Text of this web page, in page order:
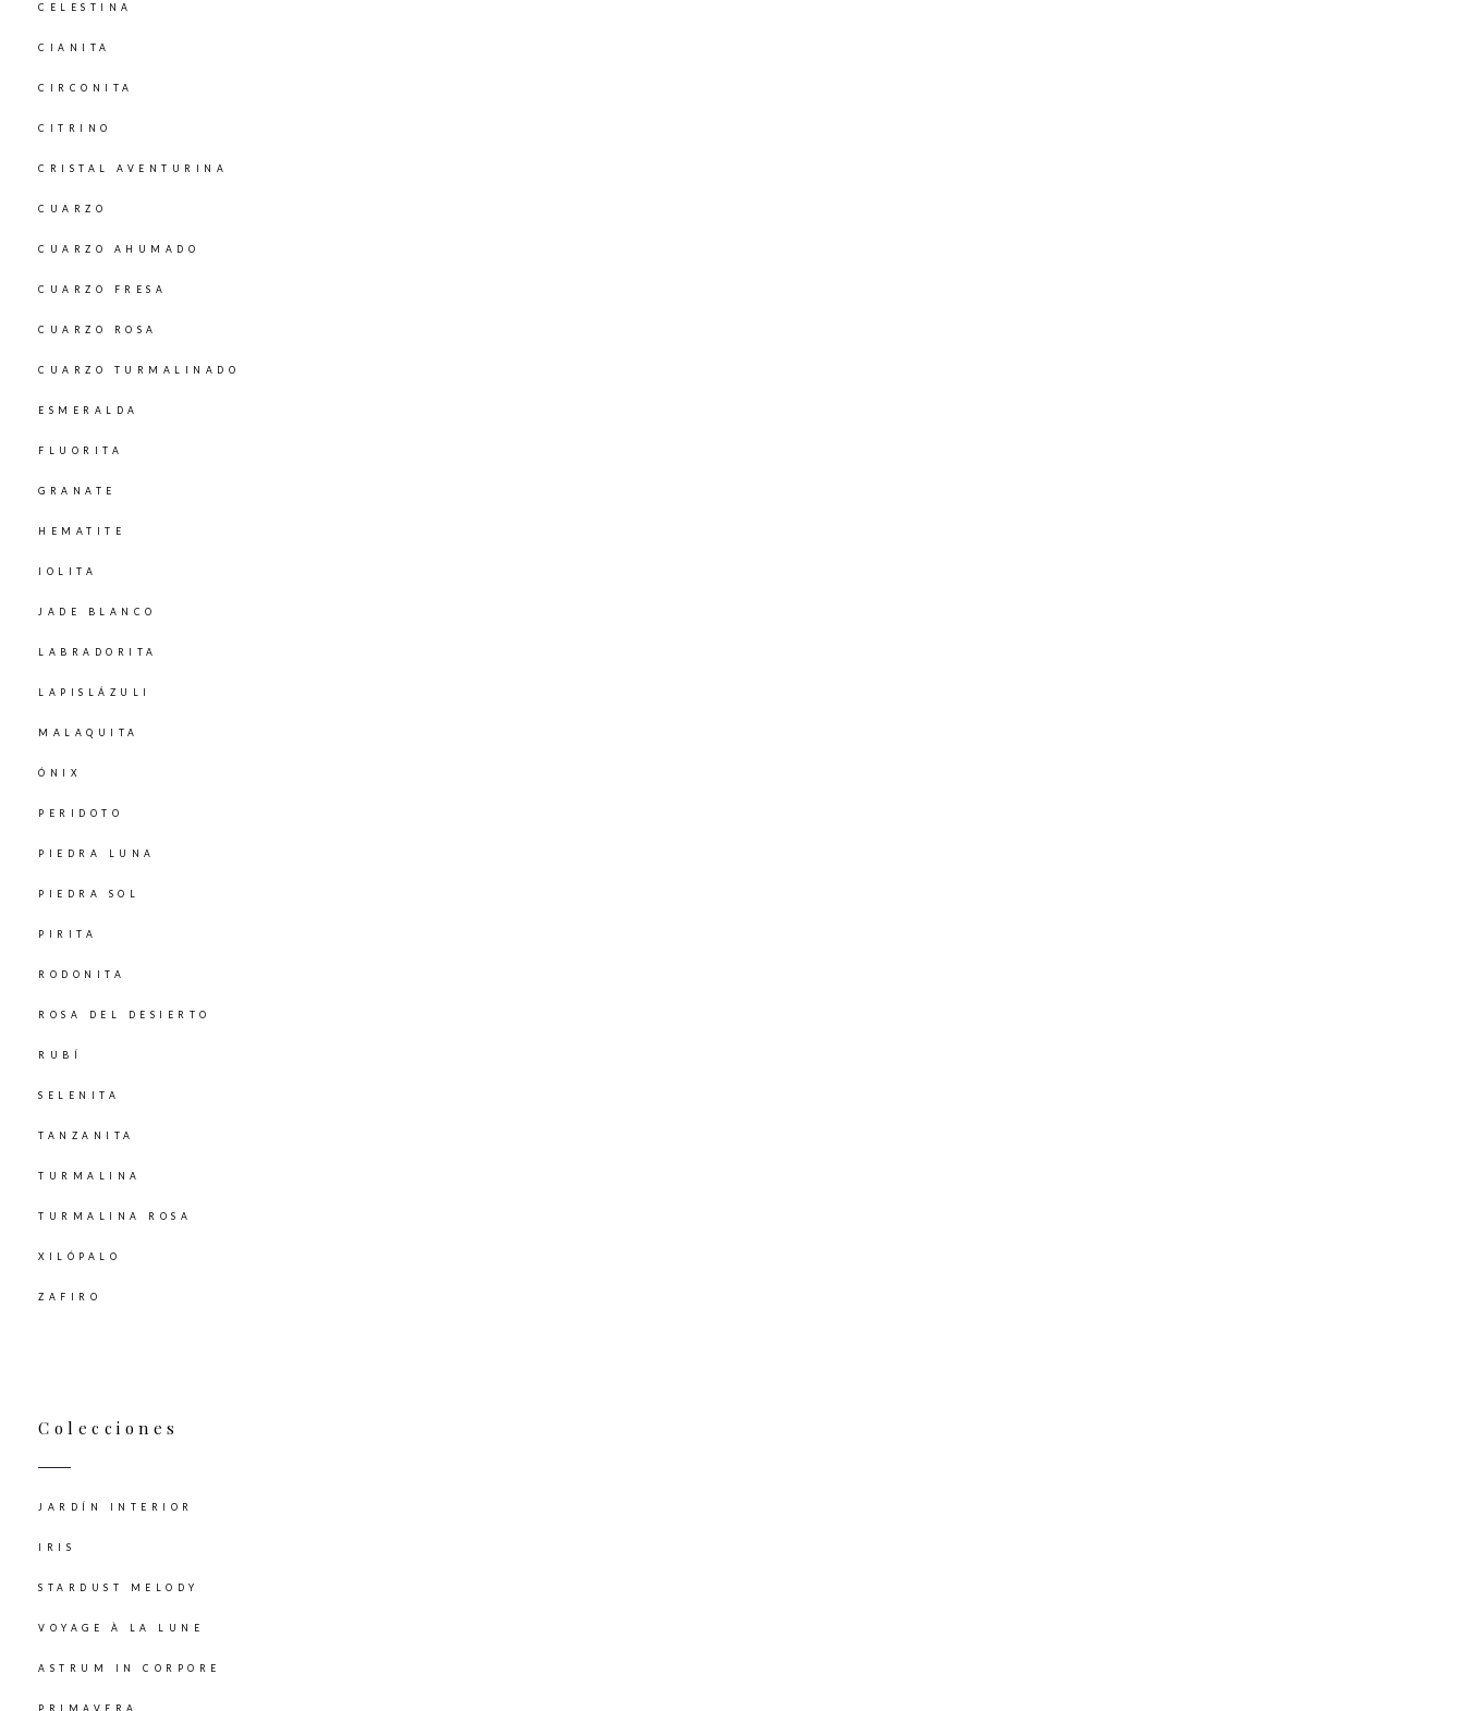
CELESTINA
CIANITA
CIRCONITA
CITRINO
CRISTAL AVENTURINA
CUARZO
CUARZO AHUMADO
CUARZO FRESA
CUARZO ROSA
CUARZO TURMALINADO
ESMERALDA
FLUORITA
GRANATE
HEMATITE
IOLITA
JADE BLANCO
LABRADORITA
LAPISLÁZULI
MALAQUITA
ÓNIX
PERIDOTO
PIEDRA LUNA
PIEDRA SOL
PIRITA
RODONITA
ROSA DEL DESIERTO
RUBÍ
SELENITA
TANZANITA
TURMALINA
TURMALINA ROSA
XILÓPALO
ZAFIRO
Colecciones
JARDÍN INTERIOR
IRIS
STARDUST MELODY
VOYAGE À LA LUNE
ASTRUM IN CORPORE
PRIMAVERA